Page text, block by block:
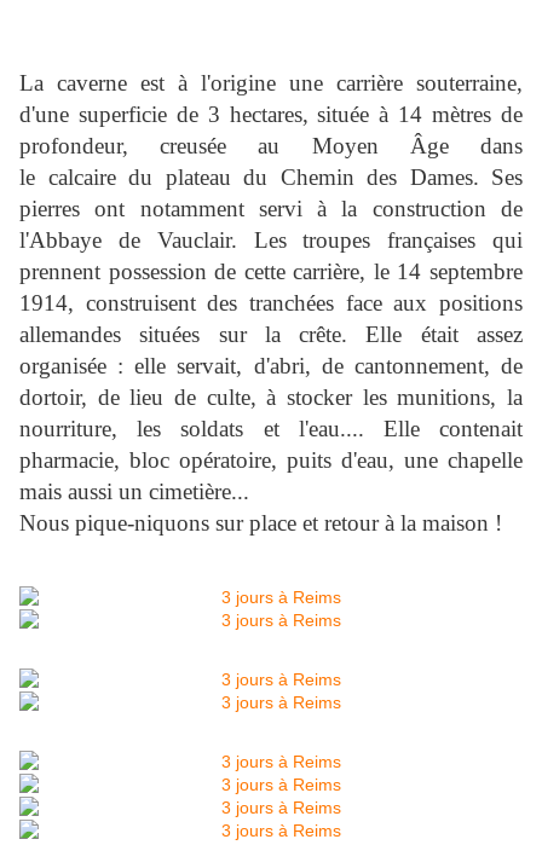
La caverne est à l'origine une carrière souterraine,
d'une superficie de 3 hectares, située à 14 mètres de
profondeur, creusée au Moyen Âge dans
le calcaire du plateau du Chemin des Dames. Ses
pierres ont notamment servi à la construction de
l'Abbaye de Vauclair. Les troupes françaises qui
prennent possession de cette carrière, le 14 septembre
1914, construisent des tranchées face aux positions
allemandes situées sur la crête. Elle était assez
organisée : elle servait, d'abri, de cantonnement, de
dortoir, de lieu de culte, à stocker les munitions, la
nourriture, les soldats et l'eau.... Elle contenait
pharmacie, bloc opératoire, puits d'eau, une chapelle
mais aussi un cimetière...
Nous pique-niquons sur place et retour à la maison !